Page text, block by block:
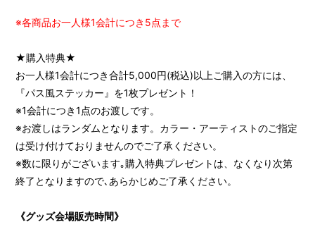
Gallery
Member's Movie
from. HAEIN
Magazine
Wallpaper
※各商品お一人様1会計につき5点まで
★購入特典★
お一人様1会計につき合計5,000円(税込)以上ご購入の方には、
『パス風ステッカー』を1枚プレゼント！
※1会計につき1点のお渡しです。
※お渡しはランダムとなります。カラー・アーティストのご指定
は受け付けておりませんのでご了承ください。
※数に限りがございます｡購入特典プレゼントは、なくなり次第
終了となりますので､あらかじめご了承ください。
《グッズ会場販売時間》